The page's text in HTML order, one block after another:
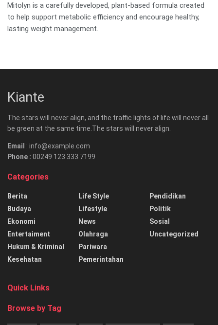
Mitolyn is a carefully developed, plant-based formula created
to help support metabolic efficiency and encourage healthy,
lasting weight management.
Kiante
The stars will never align, and the traffic lights of life will never all
be green at the same time.The stars will never align.
Email : info@example.com
Phone : 00249 123 333 7199
Categories
Berita
Budaya
Ekonomi
Entertaiment
Hukum & Kriminal
Kesehatan
Life Style
Lifestyle
News
Olahraga
Pariwara
Pemerintahan
Pendidikan
Politik
Sosial
Uncategorized
Quick Links
Browse by Tag